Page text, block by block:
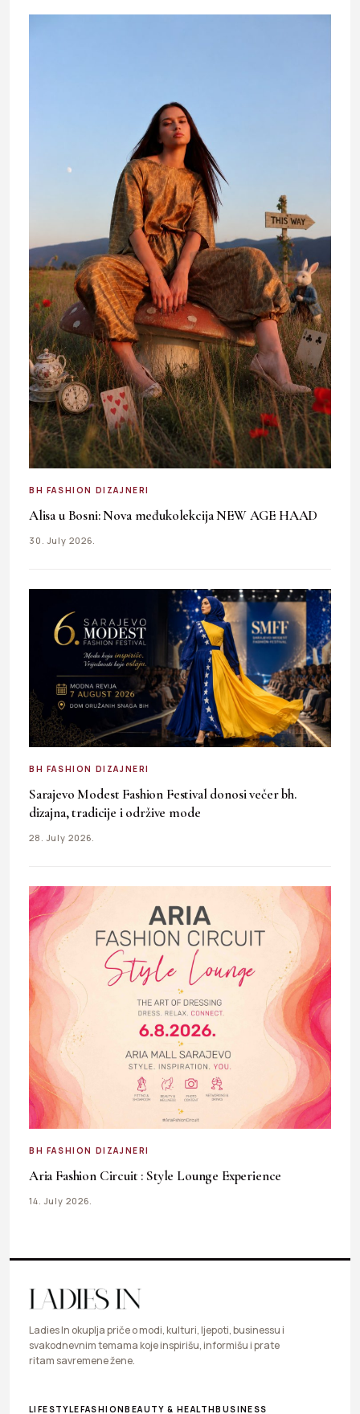
BH FASHION DIZAJNERI
Alisa u Bosni: Nova međukolekcija NEW AGE HAAD
30. July 2026.
BH FASHION DIZAJNERI
Sarajevo Modest Fashion Festival donosi večer bh.
dizajna, tradicije i održive mode
28. July 2026.
BH FASHION DIZAJNERI
Aria Fashion Circuit : Style Lounge Experience
14. July 2026.
Ladies In okuplja priče o modi, kulturi, ljepoti, businessu i
svakodnevnim temama koje inspirišu, informišu i prate
ritam savremene žene.
LIFESTYLEFASHIONBEAUTY & HEALTHBUSINESS